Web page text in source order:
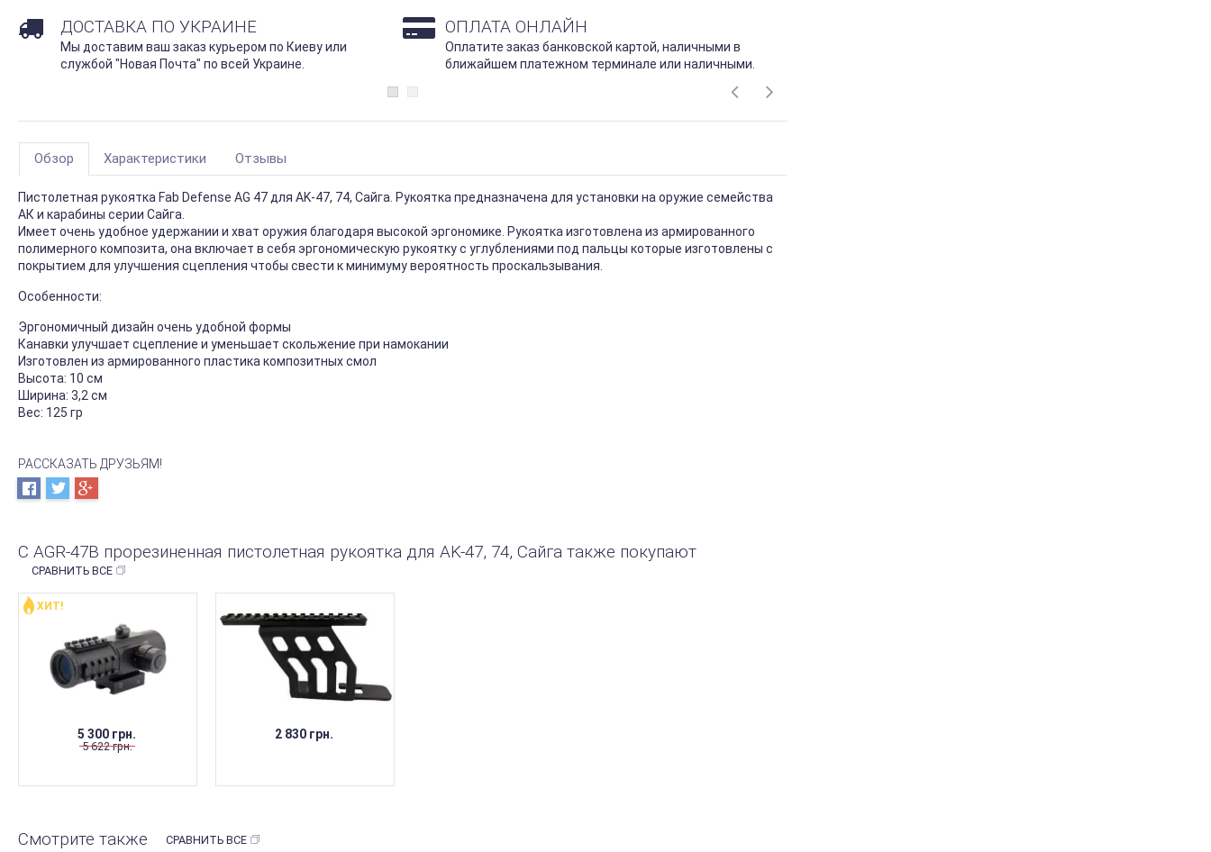
ДОСТАВКА ПО УКРАИНЕ
Мы доставим ваш заказ курьером по Киеву или
службой "Новая Почта" по всей Украине.
ОПЛАТА ОНЛАЙН
Оплатите заказ банковской картой, наличными в
ближайшем платежном терминале или наличными.
Обзор Характеристики Отзывы
Пистолетная рукоятка Fab Defense AG 47 для AK-47, 74, Сайга. Рукоятка предназначена для установки на оружие семейства
АК и карабины серии Сайга.
Имеет очень удобное удержании и хват оружия благодаря высокой эргономике. Рукоятка изготовлена из армированного
полимерного композита, она включает в себя эргономическую рукоятку с углублениями под пальцы которые изготовлены с
покрытием для улучшения сцепления чтобы свести к минимуму вероятность проскальзывания.
Особенности:
Эргономичный дизайн очень удобной формы
Канавки улучшает сцепление и уменьшает скольжение при намокании
Изготовлен из армированного пластика композитных смол
Высота: 10 см
Ширина: 3,2 см
Вес: 125 гр
РАССКАЗАТЬ ДРУЗЬЯМ!
С AGR-47B прорезиненная пистолетная рукоятка для AK-47, 74, Сайга также покупают
СРАВНИТЬ ВСЕ
5 300 грн.
5 622 грн.
ХИТ!
2 830 грн.
Смотрите также СРАВНИТЬ ВСЕ